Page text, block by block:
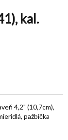
kal.
4,2" (10,7cm),
pažbička